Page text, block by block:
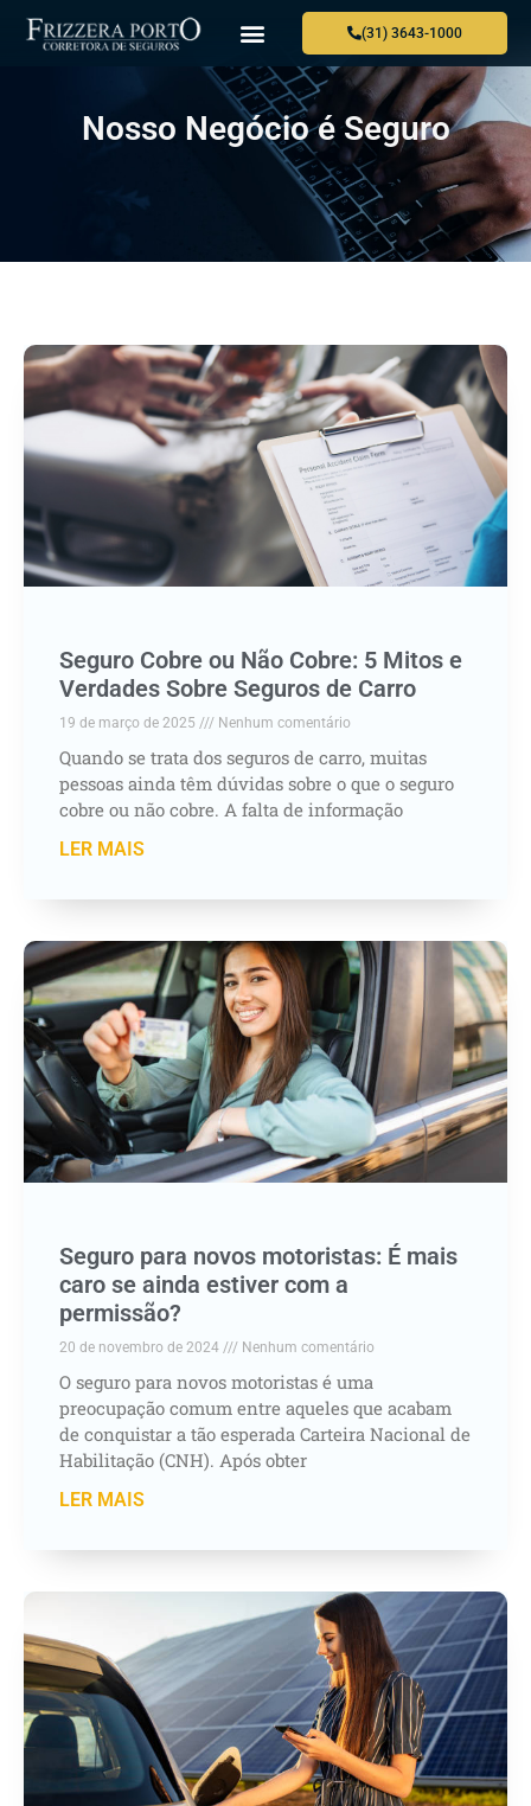
(31) 3643-1000
Nosso Negócio é Seguro
Seguro Cobre ou Não Cobre: 5 Mitos e
Verdades Sobre Seguros de Carro
19 de março de 2025 Nenhum comentário
Quando se trata dos seguros de carro, muitas
pessoas ainda têm dúvidas sobre o que o seguro
cobre ou não cobre. A falta de informação
LER MAIS
Seguro para novos motoristas: É mais
caro se ainda estiver com a
permissão?
20 de novembro de 2024 Nenhum comentário
O seguro para novos motoristas é uma
preocupação comum entre aqueles que acabam
de conquistar a tão esperada Carteira Nacional de
Habilitação (CNH). Após obter
LER MAIS